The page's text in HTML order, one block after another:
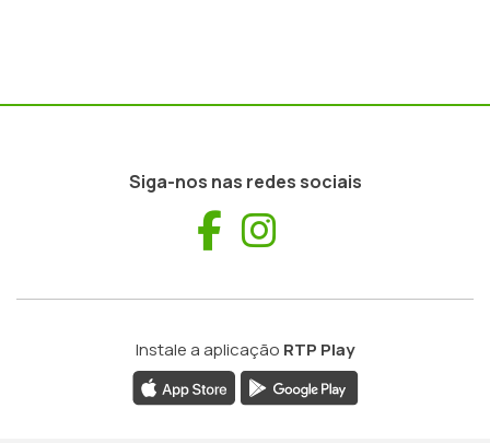
Siga-nos nas redes sociais
Facebook
Instale a aplicação RTP Play